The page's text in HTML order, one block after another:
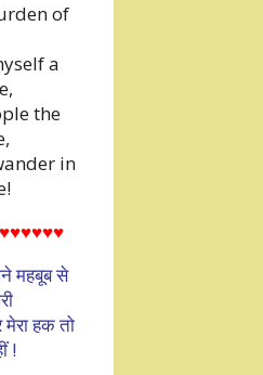
of
a
the
in
महबूब से
मेरा हक तो
!